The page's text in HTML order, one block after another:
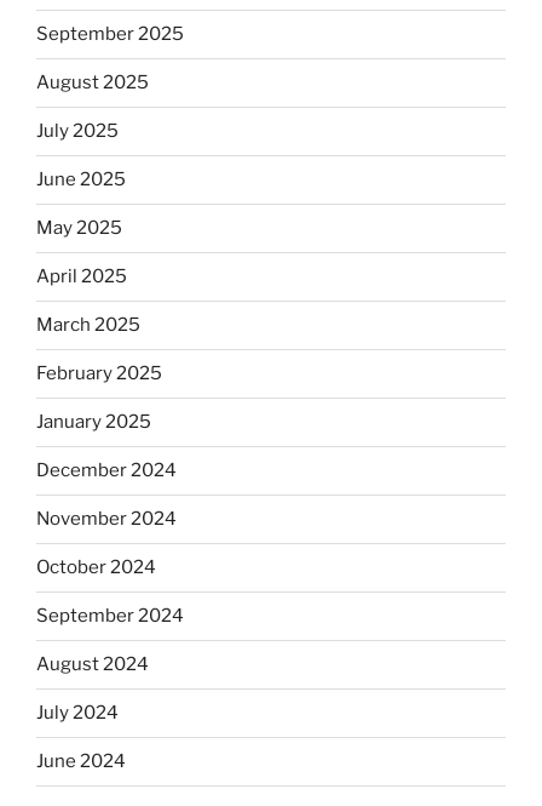
September 2025
August 2025
July 2025
June 2025
May 2025
April 2025
March 2025
February 2025
January 2025
December 2024
November 2024
October 2024
September 2024
August 2024
July 2024
June 2024